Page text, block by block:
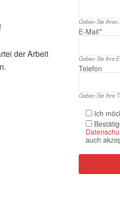
der Arbeit
Geben Sie
E‑Mail*
Geben Sie ihre
Telefon
Geben Sie Ihre
Ich
auch